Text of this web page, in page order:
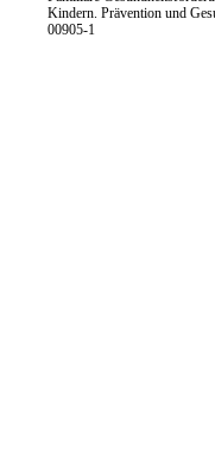
Kindern. Prävention und
00905-1